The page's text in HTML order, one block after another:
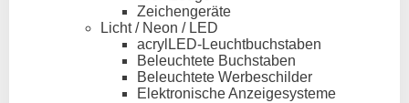
Zeichengeräte
Licht / Neon / LED
acrylLED-Leuchtbuchstaben
Beleuchtete Buchstaben
Beleuchtete Werbeschilder
Elektronische Anzeigesysteme